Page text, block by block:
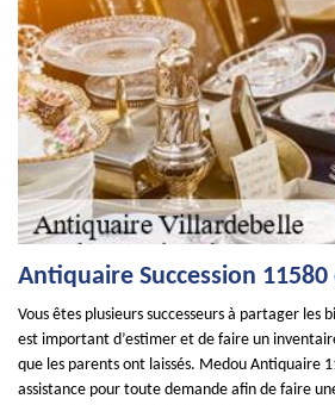
Antiquaire Succession 11580
Vous êtes plusieurs successeurs à partager les
est important d’estimer et de faire un
que les parents ont laissés. Medou Antiquaire
assistance pour toute demande afin de faire